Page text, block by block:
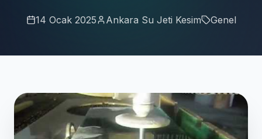
14 Ocak 2025 Ankara Su Jeti Kesim Genel